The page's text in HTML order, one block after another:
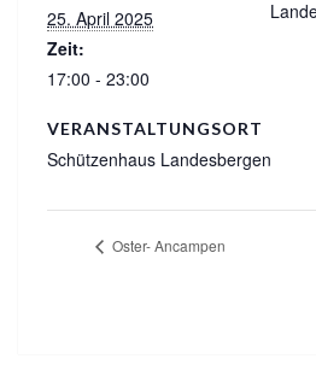
25. April 2025
Zeit:
17:00 - 23:00
VERANSTALTUNGSORT
Schützenhaus Landesbergen
Oster- Ancampen